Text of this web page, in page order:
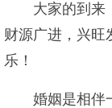
大家的到来
财源广进，兴旺
乐！
婚姻是相伴